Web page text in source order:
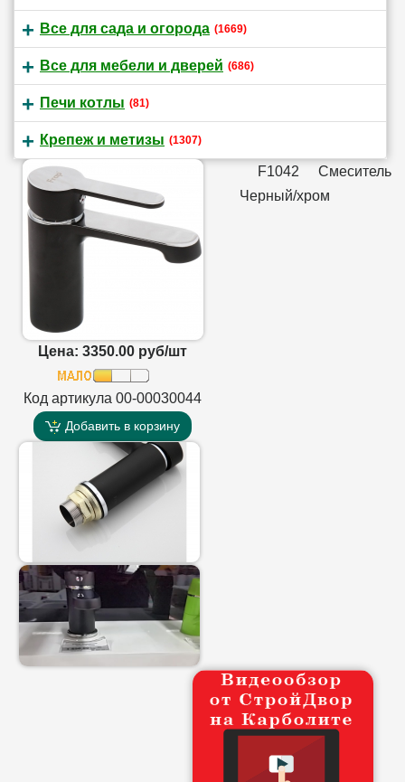
Все для сада и огорода (1669)
Все для мебели и дверей (686)
Печи котлы (81)
Крепеж и метизы (1307)
Цена: 3350.00 руб/шт
Код артикула 00-00030044
Добавить в корзину
F1042 Смеситель
Черный/хром